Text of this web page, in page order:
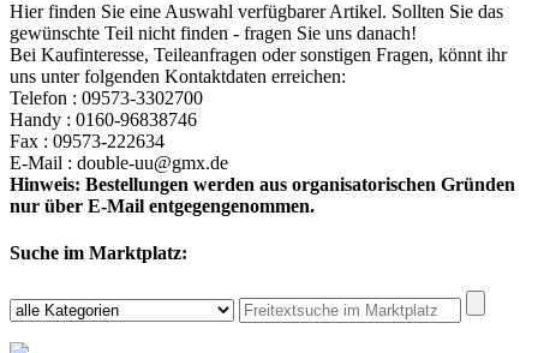
Hier finden Sie eine Auswahl verfügbarer Artikel. Sollten Sie das
gewünschte Teil nicht finden - fragen Sie uns danach!
Bei Kaufinteresse, Teileanfragen oder sonstigen Fragen, könnt ihr
uns unter folgenden Kontaktdaten erreichen:
Telefon : 09573-3302700
Handy : 0160-96838746
Fax : 09573-222634
E-Mail : double-uu@gmx.de
Hinweis: Bestellungen werden aus organisatorischen Gründen
nur über E-Mail entgegengenommen.
Suche im Marktplatz: